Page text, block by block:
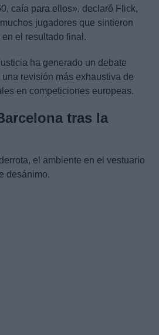
caía para ellos», declaró Flick,
jugadores que sintieron
el resultado final.
ha generado un debate
revisión más exhaustiva de
en competiciones europeas.
tras la
el ambiente en el vestuario
desánimo.